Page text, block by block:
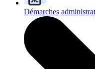
Démarches